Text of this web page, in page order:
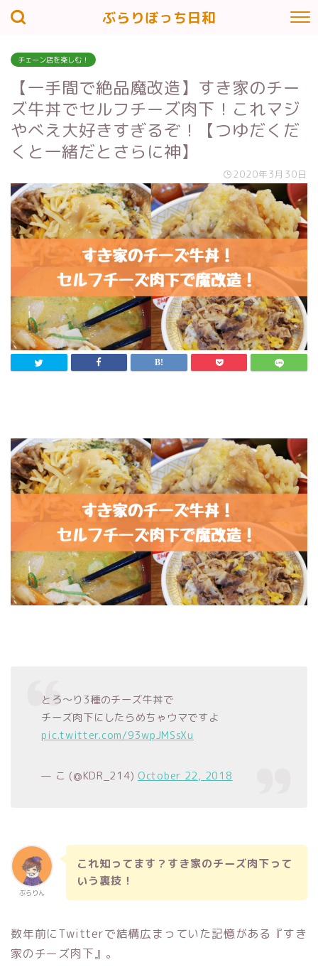
ぶらりぼっち日和
チェーン店を楽しむ！
【一手間で絶品魔改造】すき家のチー
ズ牛丼でセルフチーズ肉下！これマジ
やべえ大好きすぎるぞ！【つゆだくだ
くと一緒だとさらに神】
2020年3月30日
とろ〜り3種のチーズ牛丼で
チーズ肉下にしたらめちゃウマですよ
pic.twitter.com/93wpJMSsXu
— こ (@KDR_214) October 22, 2018
ぶらりん
これ知ってます？すき家のチーズ肉下って
いう裏技！
数年前にTwitterで結構広まっていた記憶がある『すき
家のチーズ肉下』。